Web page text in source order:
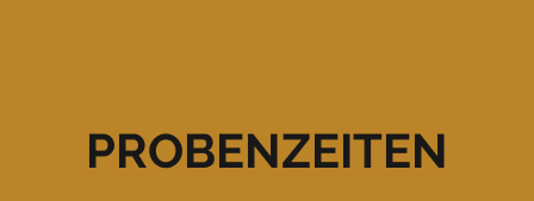
PROBENZEITEN